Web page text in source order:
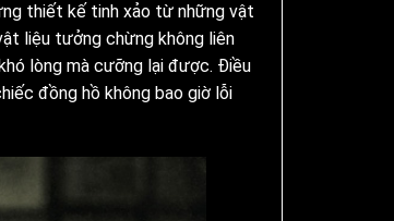
thiết kế tinh xảo từ những vật
liệu tưởng chừng không liên
lòng mà cưỡng lại được. Điều
đồng hồ không bao giờ lỗi